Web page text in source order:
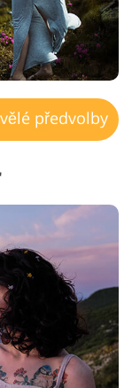
předvolby